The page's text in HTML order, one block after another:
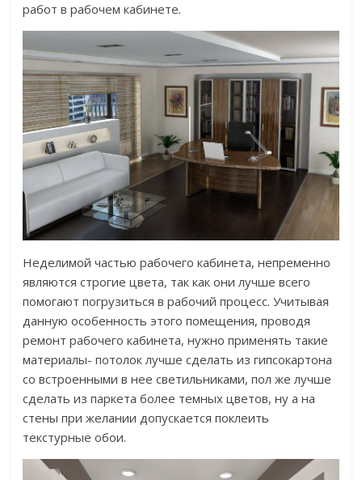
работ в рабочем кабинете.
Неделимой частью рабочего кабинета, непременно
являются строгие цвета, так как они лучше всего
помогают погрузиться в рабочий процесс. Учитывая
данную особенность этого помещения, проводя
ремонт рабочего кабинета, нужно применять такие
материалы- потолок лучше сделать из гипсокартона
со встроенными в нее светильниками, пол же лучше
сделать из паркета более темных цветов, ну а на
стены при желании допускается поклеить
текстурные обои.